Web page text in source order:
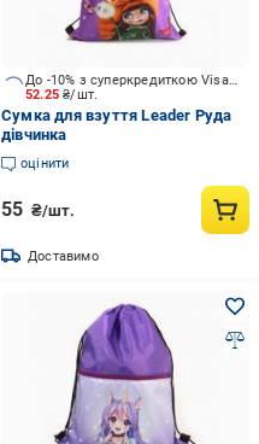
52.25₴/шт.
До -10% з суперкредиткою Visa Вигода
Сумка для взуття Leader Руда
дівчинка
оцінити
55 ₴/шт.
Доставимо